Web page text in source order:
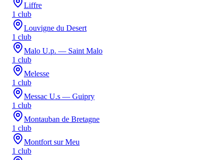
Liffre
1 club
Louvigne du Desert
1 club
Malo U.p. — Saint Malo
1 club
Melesse
1 club
Messac U.s — Guipry
1 club
Montauban de Bretagne
1 club
Montfort sur Meu
1 club